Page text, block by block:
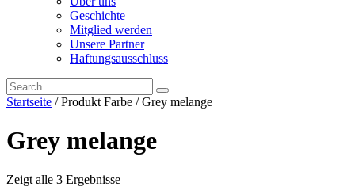
Geschichte
Mitglied werden
Unsere Partner
Haftungsausschluss
Startseite / Produkt Farbe / Grey melange
Grey melange
Zeigt alle 3 Ergebnisse